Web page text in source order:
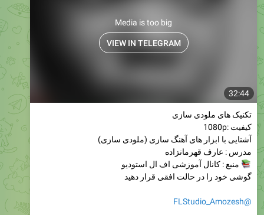
32:44
Media is too big
VIEW IN TELEGRAM
تکنیک های ملودی سازی
کیفیت :1080p
آشنایی با ابزار های آهنگ سازی (ملودی سازی)
مدرس : عارف قهرمانزاده
منبع : کانال آموزشی اف ال استودیو
گوشی خود را در حالت افقی قرار دهید
@FLStudio_Amozesh